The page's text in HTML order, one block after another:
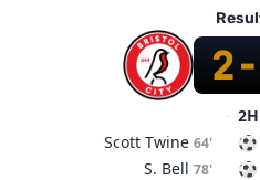
2-
2H
Scott Twine 64'
S. Bell 78'